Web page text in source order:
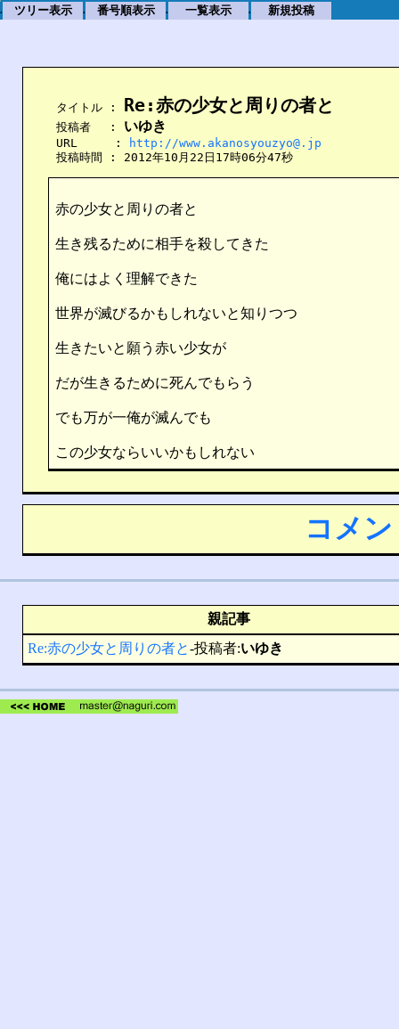
. ツリー表示 . 番号順表示 . 一覧表示 . 新規投稿
    タイトル :
Re:赤の少女と周りの者と
    投稿者　 :
いゆき
    URL　　  :
http://www.akanosyouzyo@.jp
    投稿時間 : 2012年10月22日17時06分47秒
赤の少女と周りの者と
生き残るために相手を殺してきた
俺にはよく理解できた
世界が滅びるかもしれないと知りつつ
生きたいと願う赤い少女が
だが生きるために死んでもらう
でも万が一俺が滅んでも
この少女ならいいかもしれない
コメ
親記事
Re:赤の少女と周りの者と-投稿者:いゆき